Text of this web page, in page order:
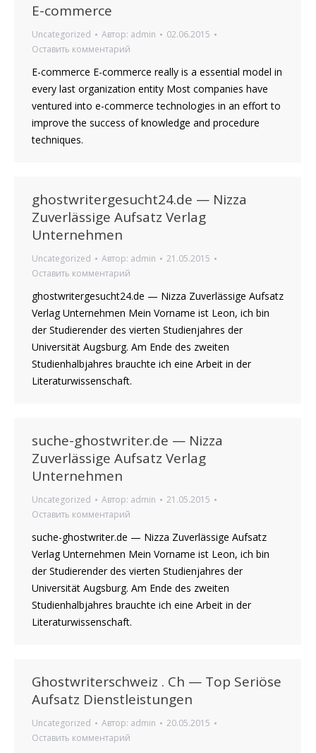
E-commerce
Uncategorized Автор: admin
02.06.2015
Оставить комментарий
E-commerce E-commerce really is a essential model in
every last organization entity Most companies have
ventured into e-commerce technologies in an effort to
improve the success of knowledge and procedure
techniques.
ghostwritergesucht24.de — Nizza
Zuverlässige Aufsatz Verlag
Unternehmen
Uncategorized Автор: admin
21.05.2015
Оставить комментарий
ghostwritergesucht24.de — Nizza Zuverlässige Aufsatz
Verlag Unternehmen Mein Vorname ist Leon, ich bin
der Studierender des vierten Studienjahres der
Universität Augsburg. Am Ende des zweiten
Studienhalbjahres brauchte ich eine Arbeit in der
Literaturwissenschaft.
suche-ghostwriter.de — Nizza
Zuverlässige Aufsatz Verlag
Unternehmen
Uncategorized Автор: admin
21.05.2015
Оставить комментарий
suche-ghostwriter.de — Nizza Zuverlässige Aufsatz
Verlag Unternehmen Mein Vorname ist Leon, ich bin
der Studierender des vierten Studienjahres der
Universität Augsburg. Am Ende des zweiten
Studienhalbjahres brauchte ich eine Arbeit in der
Literaturwissenschaft.
Ghostwriterschweiz . Ch — Top Seriöse
Aufsatz Dienstleistungen
Uncategorized Автор: admin
20.05.2015
Оставить комментарий